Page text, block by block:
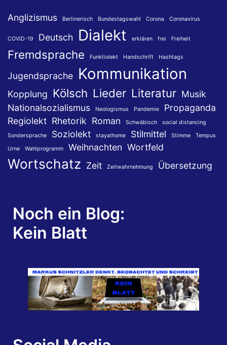
Anglizismus Berlinerisch Bundestagswahl Corona Coronavirus
COVID-19 Deutsch Dialekt erklären frei Freiheit
Fremdsprache Funktiolekt Handschrift Hashtags
Jugendsprache Kommunikation
Kopplung Kölsch Lieder Literatur Musik
Nationalsozialismus
Neologismus Pandemie
Propaganda
Regiolekt Rhetorik Roman Schwäbisch
social distancing
Sondersprache
Soziolekt stayathome Stilmittel Stimme
Tempus
Urne
Wahlprogramm Weihnachten Wortfeld
Wortschatz Zeit Zeitwahrnehmung Übersetzung
Noch ein Blog:
Kein Blatt